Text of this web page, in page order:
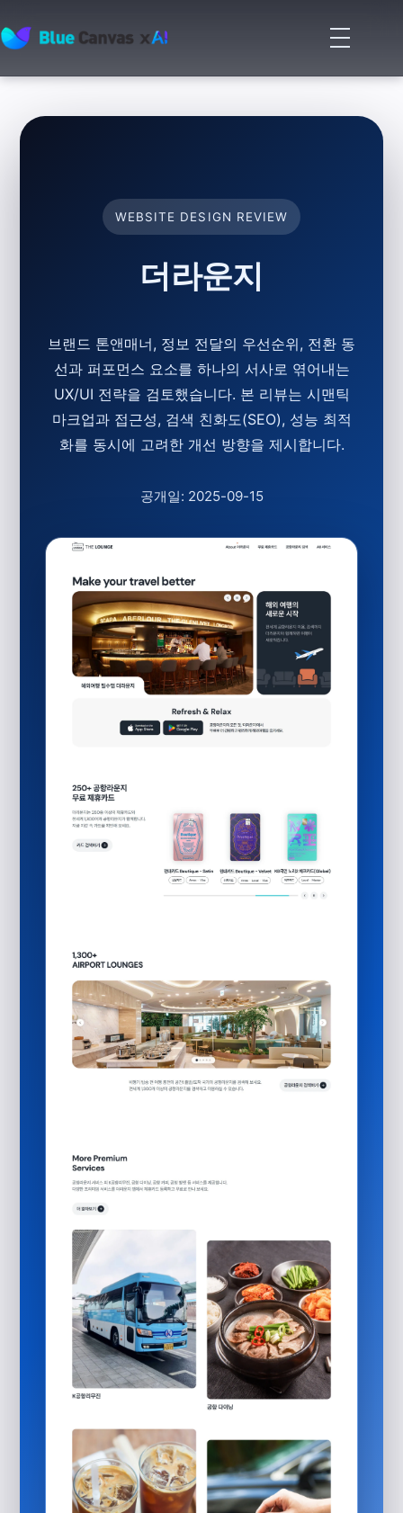
BLUECANVAS
메
뉴
기
WEBSITE DESIGN REVIEW
더라운지
브랜드 톤앤매너, 정보 전달의 우선순위, 전환 동
선과 퍼포먼스 요소를 하나의 서사로 엮어내는
UX/UI 전략을 검토했습니다. 본 리뷰는 시맨틱
마크업과 접근성, 검색 친화도(SEO), 성능 최적
화를 동시에 고려한 개선 방향을 제시합니다.
공개일: 2025-09-15